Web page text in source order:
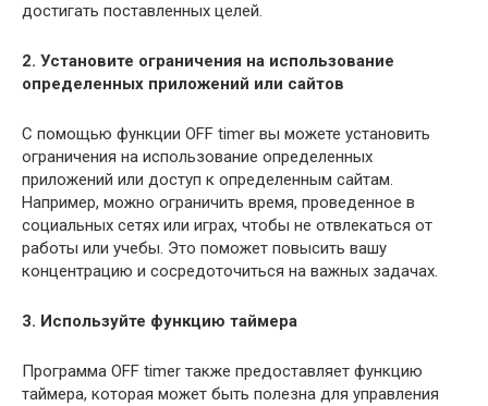
достигать поставленных целей.
2. Установите ограничения на использование
определенных приложений или сайтов
С помощью функции OFF timer вы можете установить
ограничения на использование определенных
приложений или доступ к определенным сайтам.
Например, можно ограничить время, проведенное в
социальных сетях или играх, чтобы не отвлекаться от
работы или учебы. Это поможет повысить вашу
концентрацию и сосредоточиться на важных задачах.
3. Используйте функцию таймера
Программа OFF timer также предоставляет функцию
таймера, которая может быть полезна для управления